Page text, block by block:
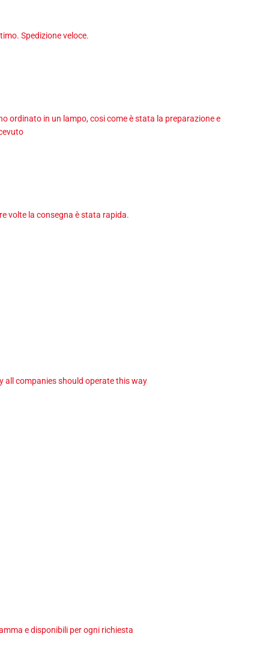
Spedizione veloce.
ordinato in un lampo, cosi come è stata la preparazione e
volte la consegna è stata rapida.
all companies should operate this way
e disponibili per ogni richiesta